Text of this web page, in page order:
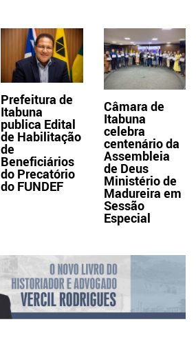
Prefeitura de
Itabuna
publica Edital
de Habilitação
de
Beneficiários
do Precatório
do FUNDEF
Câmara de
Itabuna
celebra
centenário da
Assembleia
de Deus
Ministério de
Madureira em
Sessão
Especial